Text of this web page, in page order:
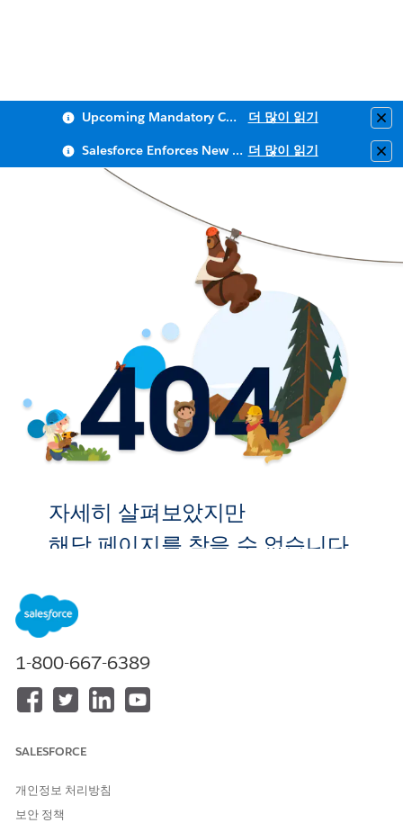
Upcoming Mandatory Changes to Public Key Infrastructure (PKI) 더 많이 읽기
Salesforce Enforces New Security Requirements in Summer 2026 더 많이 읽기
자세히 살펴보았지만
해당 페이지를 찾을 수 없습니다.
1-800-667-6389
SALESFORCE
개인정보 처리방침
보안 정책